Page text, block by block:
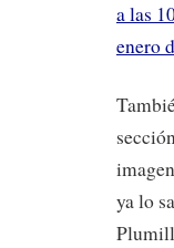
a las
enero
ya lo